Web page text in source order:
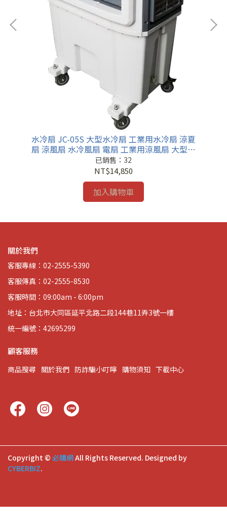
水冷扇 JC-05S 大型水冷扇 工業用水冷扇 涼夏
扇 涼風扇 水冷風扇 電扇 工業用涼風扇 大型風
扇 移動式水冷扇
已銷售：32
NT$14,850
加入購物車
關於我們
客服專線：02-2555-5390
客服傳真：02-2555-8530
客服時間：09:00am - 6:00pm
地址：台北市大同區延平北路二段144巷11弄3號一樓
統一編號：42695299
顧客服務
商品搜尋 關於我們 防詐騙小叮嚀 購物須知 下載中心
Copyright © 必購網All Rights Reserved. Designed by
CYBERBIZ.